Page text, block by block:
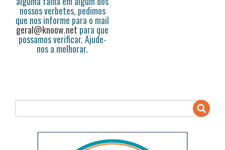
nossos verbetes, pedimos
que nos informe para o mail
geral@knoow.net para que
possamos verificar. Ajude-
nos a melhorar.